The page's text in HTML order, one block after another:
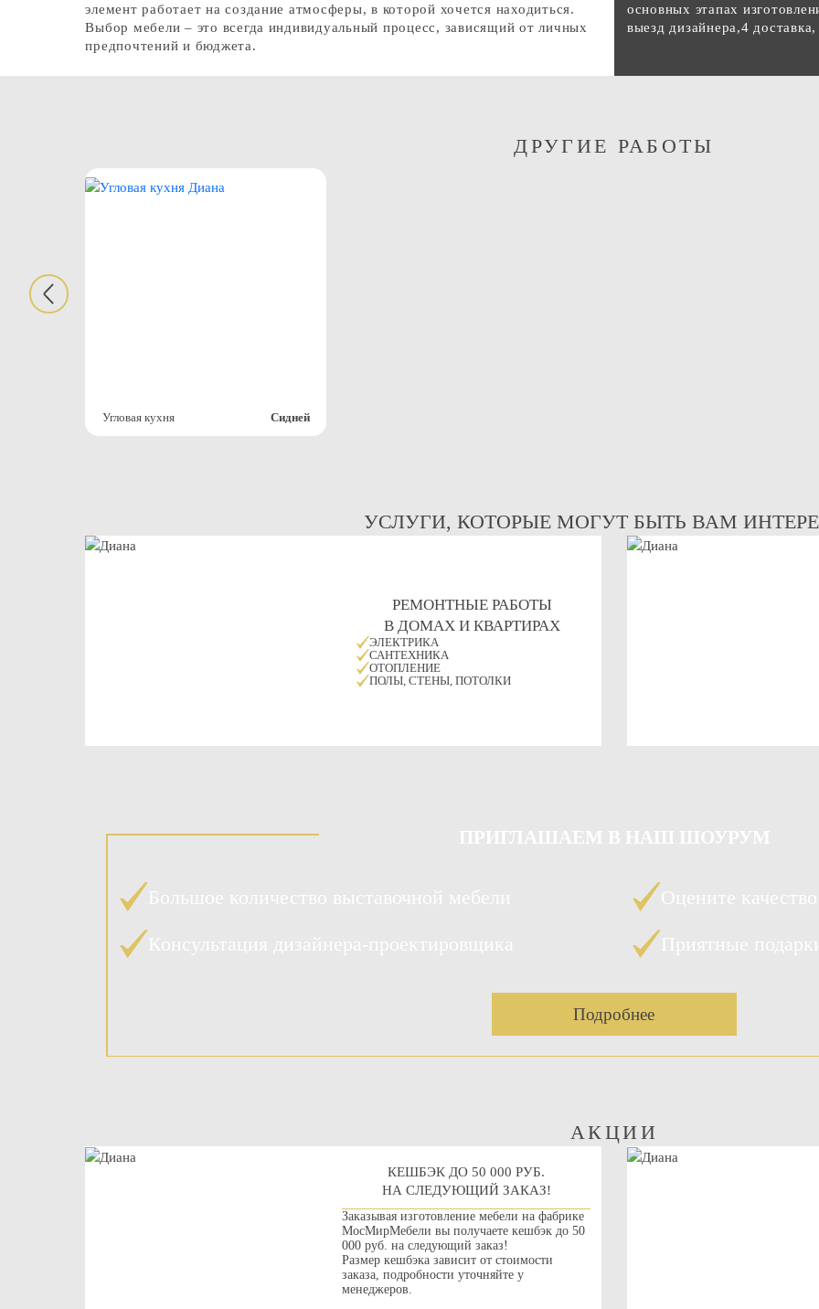
элемент работает на создание атмосферы, в которой хочется находиться.
Выбор мебели – это всегда индивидуальный процесс, зависящий от личных
предпочтений и бюджета.
основных этапах
выезд дизайнера,4
ДРУГИЕ РАБОТЫ
Угловая кухня Сидней
УСЛУГИ, КОТОРЫЕ МОГУТ БЫТЬ ВАМ
РЕМОНТНЫЕ РАБОТЫ
В ДОМАХ И КВАРТИРАХ
ЭЛЕКТРИКА
САНТЕХНИКА
ОТОПЛЕНИЕ
ПОЛЫ, СТЕНЫ, ПОТОЛКИ
Подробнее
АКЦИИ
КЕШБЭК ДО 50 000 РУБ.
НА СЛЕДУЮЩИЙ ЗАКАЗ!
Заказывая изготовление мебели на фабрике
МосМирМебели вы получаете кешбэк до 50
000 руб. на следующий заказ!
Размер кешбэка зависит от стоимости
заказа, подробности уточняйте у
менеджеров.